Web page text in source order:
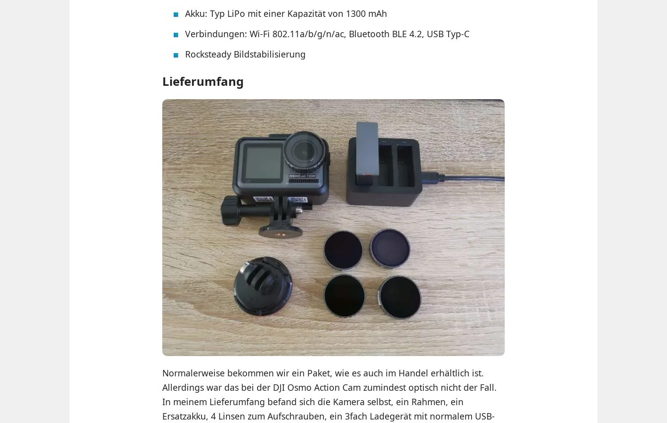
Akku: Typ LiPo mit einer Kapazität von 1300 mAh
Verbindungen: Wi-Fi 802.11a/b/g/n/ac, Bluetooth BLE 4.2, USB Typ-C
Rocksteady Bildstabilisierung
Lieferumfang
Normalerweise bekommen wir ein Paket, wie es auch im Handel erhältlich ist.
Allerdings war das bei der DJI Osmo Action Cam zumindest optisch nicht der Fall.
In meinem Lieferumfang befand sich die Kamera selbst, ein Rahmen, ein
Ersatzakku, 4 Linsen zum Aufschrauben, ein 3fach Ladegerät mit normalem USB-